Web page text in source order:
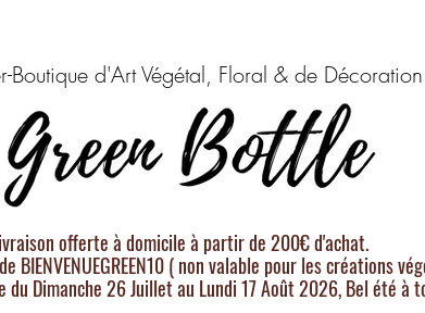
Boutique d'Art Végétal, Floral & de Décoration
offerte à domicile à partir de 200€ d'achat.
BIENVENUEGREEN10 ( non valable pour les créations
du Dimanche 26 Juillet au Lundi 17 Août 2026, Bel été à